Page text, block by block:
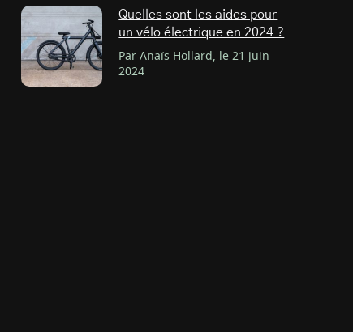
Quelles sont les aides pour
un vélo électrique en 2024 ?
Par Anaïs Hollard, le 21 juin
2024